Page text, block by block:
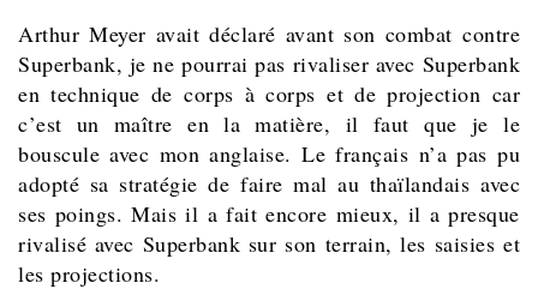
Arthur Meyer avait déclaré avant son combat contre
Superbank, je ne pourrai pas rivaliser avec Superbank
en technique de corps à corps et de projection car
c’est un maître en la matière, il faut que je le
bouscule avec mon anglaise. Le français n’a pas pu
adopté sa stratégie de faire mal au thaïlandais avec
ses poings. Mais il a fait encore mieux, il a presque
rivalisé avec Superbank sur son terrain, les saisies et
les projections.